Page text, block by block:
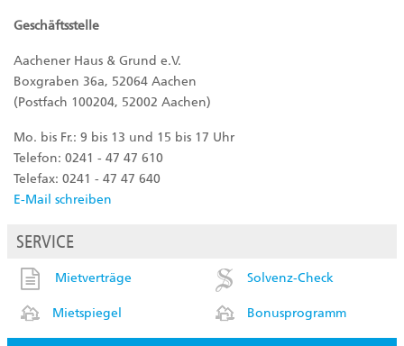
Geschäftsstelle
Aachener Haus & Grund e.V.
Boxgraben 36a, 52064 Aachen
(Postfach 100204, 52002 Aachen)
Mo. bis Fr.: 9 bis 13 und 15 bis 17 Uhr
Telefon: 0241 - 47 47 610
Telefax: 0241 - 47 47 640
E-Mail schreiben
SERVICE
Mietverträge Solvenz-Check
Mietspiegel Bonusprogramm